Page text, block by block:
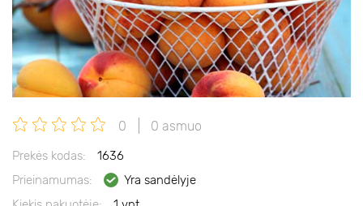
0 0 asmuo
Prekės kodas:
1636
Prieinamumas:
Yra sandėlyje